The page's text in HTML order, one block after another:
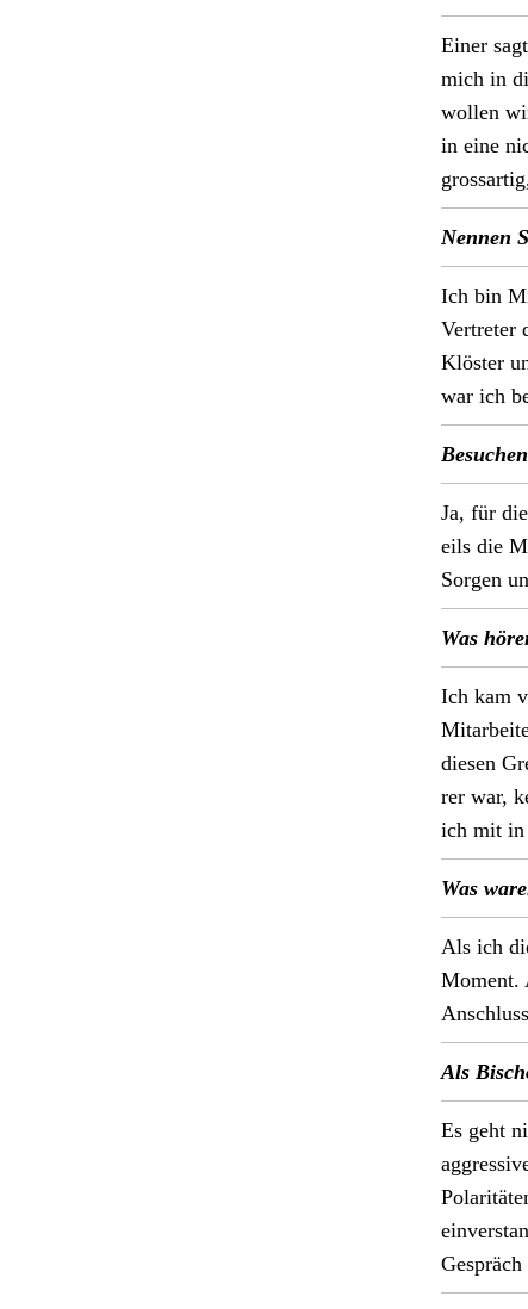
Ein­er
mich in
wollen
in eine
Nen­nen
Ich bin
Vertreter
Klöster
war ich
Ja, für
eils die
Sor­gen
Was
Ich kam
diesen
rer war,
ich mit in
Was
Als ich
Moment.
Als
Es geht